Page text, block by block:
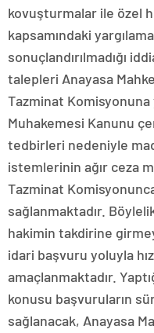
kovuşturmalar ile özel
kapsamındaki
sonuçlandırılmadığı
talepleri Anayasa
Tazminat Komisyonuna
Muhakemesi Kanunu
tedbirleri nedeniyle
istemlerinin ağır ceza
Tazminat
sağlanmaktadır.
hakimin takdirine
idari başvuru yoluyla
amaçlanmaktadır.
konusu başvuruların
sağlanacak, Anayasa